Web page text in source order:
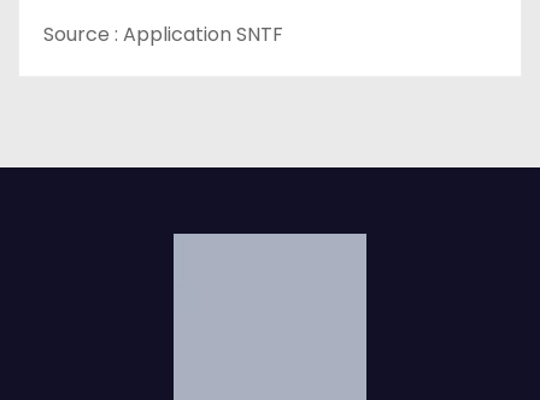
Source : Application SNTF